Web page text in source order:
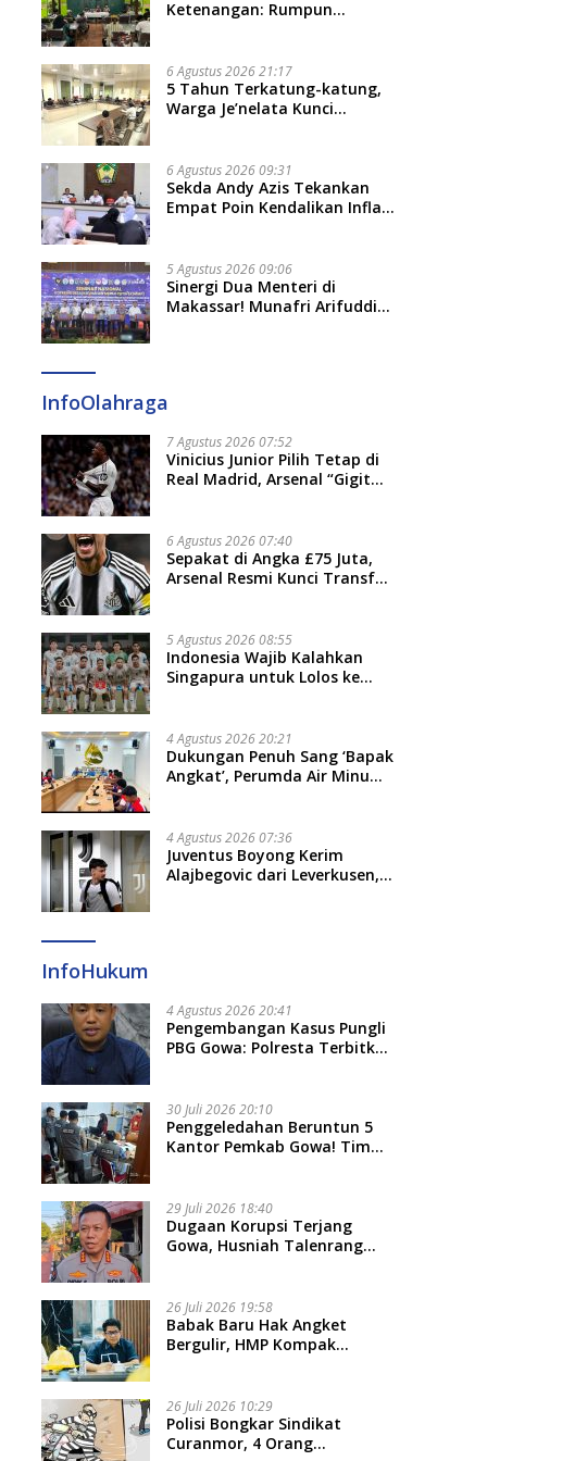
Pegadaian Kanwil VI
Sulselbarra Maluku
Dorong Kemandirian Ekonomi
Masyarakat
Panggil Menteri Investasi,
Ketenangan: Rumpun
Sepihak, Tekankan Jalur
Musyawarah, Ingatkan Soal
Adat dan Adab
6 Agustus 2026 21:17
5 Tahun Terkatung-katung,
Warga Je’nelata Kunci
6 Agustus 2026 09:31
Sekda Andy Azis Tekankan
Empat Poin Kendalikan Inflasi
5 Agustus 2026 09:06
Sinergi Dua Menteri di
Makassar! Munafri Arifuddin
InfoOlahraga
7 Agustus 2026 07:52
Vinicius Junior Pilih Tetap di
Real Madrid, Arsenal “Gigit
6 Agustus 2026 07:40
Sepakat di Angka £75 Juta,
Arsenal Resmi Kunci Transfer
5 Agustus 2026 08:55
Indonesia Wajib Kalahkan
Singapura untuk Lolos ke
4 Agustus 2026 20:21
Dukungan Penuh Sang ‘Bapak
Angkat’, Perumda Air Minum
4 Agustus 2026 07:36
Juventus Boyong Kerim
Alajbegovic dari Leverkusen,
InfoHukum
4 Agustus 2026 20:41
Pengembangan Kasus Pungli
PBG Gowa: Polresta Terbitkan
30 Juli 2026 20:10
Penggeledahan Beruntun 5
Kantor Pemkab Gowa! Tim
Rp16 Miliar
29 Juli 2026 18:40
Dugaan Korupsi Terjang
Gowa, Husniah Talenrang
26 Juli 2026 19:58
​Babak Baru Hak Angket
Bergulir, HMP Kompak
26 Juli 2026 10:29
Polisi Bongkar Sindikat
Curanmor, 4 Orang